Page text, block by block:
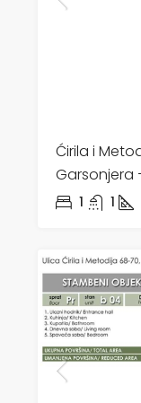
Ćirila i
Garsonjera
1 1